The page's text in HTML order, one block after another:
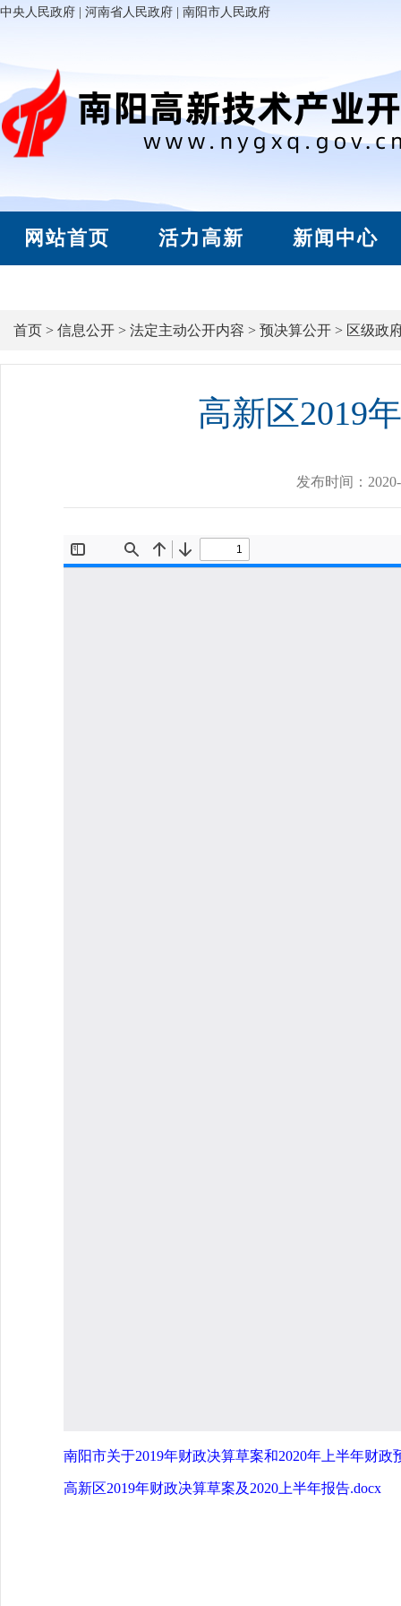
中央人民政府 河南省人民政府 南阳市人民政府
网站首页 活力高新 新闻中心
首页 > 信息公开 > 法定主动公开内容 > 预决算公开 > 区级政
高新区2019
发布时间：
南阳市关于2019年财政决算草案和2020年上半年财政
高新区2019年财政决算草案及2020上半年报告.docx